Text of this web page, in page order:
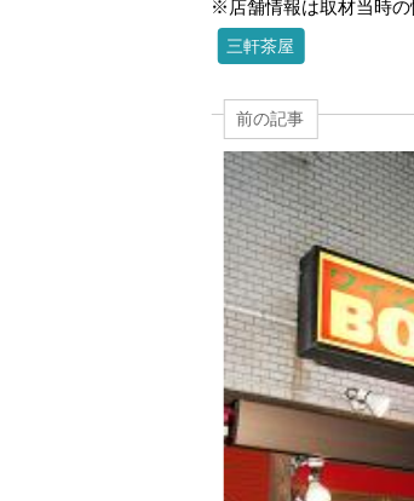
※店舗情報は取材当時の
三軒茶屋
前の記事